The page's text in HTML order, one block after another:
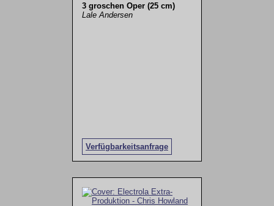
3 groschen Oper (25 cm)
Lale Andersen
Verfügbarkeitsanfrage